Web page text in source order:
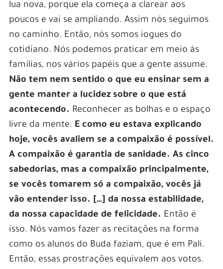
lua nova, porque ela começa a clarear aos
poucos e vai se ampliando. Assim nós seguimos
no caminho. Então, nós somos iogues do
cotidiano. Nós podemos praticar em meio às
famílias, nos vários papéis que a gente assume.
Não tem nem sentido o que eu ensinar sem a
gente manter a lucidez sobre o que está
acontecendo. Reconhecer as bolhas e o espaço
livre da mente. E como eu estava explicando
hoje, vocês avaliem se a compaixão é possível.
A compaixão é garantia de sanidade. As cinco
sabedorias, mas a compaixão principalmente,
se vocês tomarem só a compaixão, vocês já
vão entender isso. […] da nossa estabilidade,
da nossa capacidade de felicidade. Então é
isso. Nós vamos fazer as recitações na forma
como os alunos do Buda faziam, que é em Pali.
Então, essas prostrações equivalem aos votos.